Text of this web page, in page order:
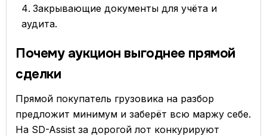
Закрывающие документы для учёта и
аудита.
Почему аукцион выгоднее прямой
сделки
Прямой покупатель грузовика на разбор
предложит минимум и заберёт всю маржу себе.
На SD-Assist за дорогой лот конкурируют